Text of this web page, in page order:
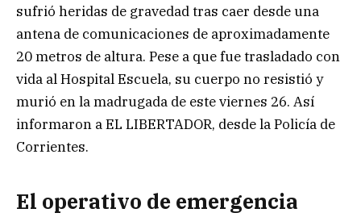
sufrió heridas de gravedad tras caer desde una
antena de comunicaciones de aproximadamente
20 metros de altura. Pese a que fue trasladado con
vida al Hospital Escuela, su cuerpo no resistió y
murió en la madrugada de este viernes 26. Así
informaron a EL LIBERTADOR, desde la Policía de
Corrientes.
El operativo de emergencia